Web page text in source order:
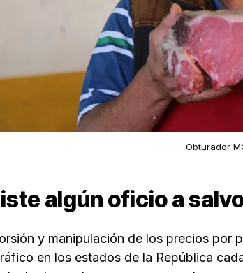
Obturador
algún oficio a
y manipulación de los precios por
en los estados de la República